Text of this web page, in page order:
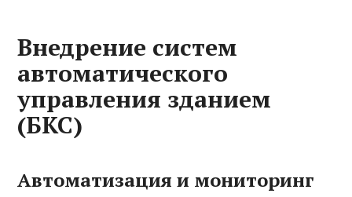
Внедрение систем
автоматического
управления зданием
(БКС)
Автоматизация и мониторинг